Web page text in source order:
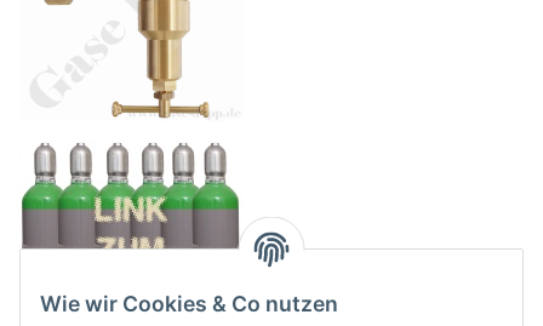
Wie wir Cookies & Co nutzen